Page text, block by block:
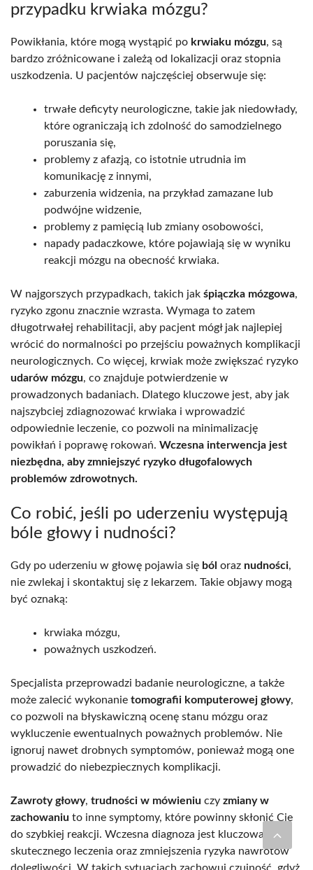
przypadku krwiaka mózgu?
Powikłania, które mogą wystąpić po krwiaku mózgu, są
bardzo zróżnicowane i zależą od lokalizacji oraz stopnia
uszkodzenia. U pacjentów najczęściej obserwuje się:
trwałe deficyty neurologiczne, takie jak niedowłady,
które ograniczają ich zdolność do samodzielnego
poruszania się,
problemy z afazją, co istotnie utrudnia im
komunikację z innymi,
zaburzenia widzenia, na przykład zamazane lub
podwójne widzenie,
problemy z pamięcią lub zmiany osobowości,
napady padaczkowe, które pojawiają się w wyniku
reakcji mózgu na obecność krwiaka.
W najgorszych przypadkach, takich jak śpiączka mózgowa,
ryzyko zgonu znacznie wzrasta. Wymaga to zatem
długotrwałej rehabilitacji, aby pacjent mógł jak najlepiej
wrócić do normalności po przejściu poważnych komplikacji
neurologicznych. Co więcej, krwiak może zwiększać ryzyko
udarów mózgu, co znajduje potwierdzenie w
prowadzonych badaniach. Dlatego kluczowe jest, aby jak
najszybciej zdiagnozować krwiaka i wprowadzić
odpowiednie leczenie, co pozwoli na minimalizację
powikłań i poprawę rokowań. Wczesna interwencja jest
niezbędna, aby zmniejszyć ryzyko długofalowych
problemów zdrowotnych.
Co robić, jeśli po uderzeniu występują
bóle głowy i nudności?
Gdy po uderzeniu w głowę pojawia się ból oraz nudności,
nie zwlekaj i skontaktuj się z lekarzem. Takie objawy mogą
być oznaką:
krwiaka mózgu,
poważnych uszkodzeń.
Specjalista przeprowadzi badanie neurologiczne, a także
może zalecić wykonanie tomografii komputerowej głowy,
co pozwoli na błyskawiczną ocenę stanu mózgu oraz
wykluczenie ewentualnych poważnych problemów. Nie
ignoruj nawet drobnych symptomów, ponieważ mogą one
prowadzić do niebezpiecznych komplikacji.
Zawroty głowy, trudności w mówieniu czy zmiany w
zachowaniu to inne symptomy, które powinny skłonić Cię
do szybkiej reakcji. Wczesna diagnoza jest kluczowa dla
skutecznego leczenia oraz zmniejszenia ryzyka nawrotów